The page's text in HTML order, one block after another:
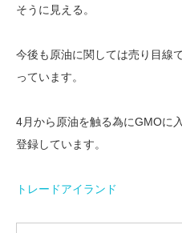
そうに見える。
今後も原油に関しては売り目線
っています。
4月から原油を触る為にGMOに
登録しています。
トレードアイランド